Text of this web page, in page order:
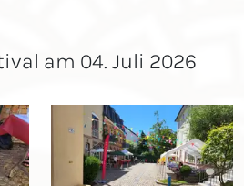
am 04. Juli 2026